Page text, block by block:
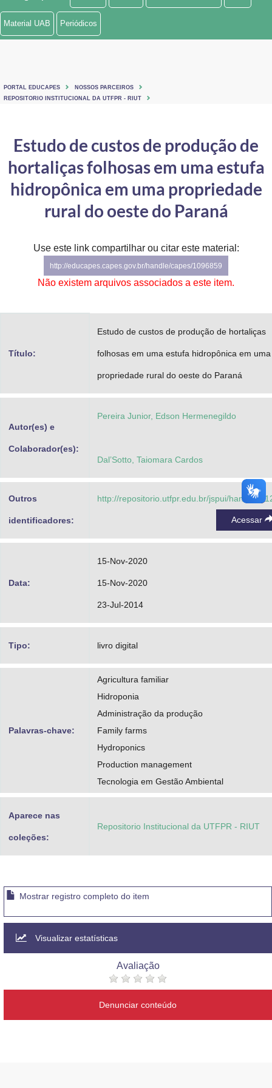
Ministério de Minas e Energia
Ministério do Turismo
Controladoria-Geral da União
Ministério da Mulher, da Família e dos Direitos Humanos
Gabinete de Segurança Institucional
Advocacia-Geral da União
Material UAB Periódicos
PORTAL EDUCAPES
NOSSOS PARCEIROS
REPOSITORIO INSTITUCIONAL DA UTFPR - RIUT
Estudo de custos de produção de
hortaliças folhosas em uma estufa
hidropônica em uma propriedade
rural do oeste do Paraná
Use este link compartilhar ou citar este material:
http://educapes.capes.gov.br/handle/capes/1096859
Não existem arquivos associados a este item.
Título:
Estudo de custos de produção de hortaliças
folhosas em uma estufa hidropônica em uma
propriedade rural do oeste do Paraná
Autor(es) e
Colaborador(es):
Pereira Junior, Edson Hermenegildo
Dal’Sotto, Taiomara Cardos
Outros
identificadores:
http://repositorio.utfpr.edu.br/jspui/handle/1/
Acessar
Data:
15-Nov-2020
15-Nov-2020
23-Jul-2014
Tipo: livro digital
Palavras-chave:
Agricultura familiar
Hidroponia
Administração da produção
Family farms
Hydroponics
Production management
Tecnologia em Gestão Ambiental
Aparece nas
coleções:
Repositorio Institucional da UTFPR - RIUT
Mostrar registro completo do item
Visualizar estatísticas
Avaliação
Denunciar conteúdo